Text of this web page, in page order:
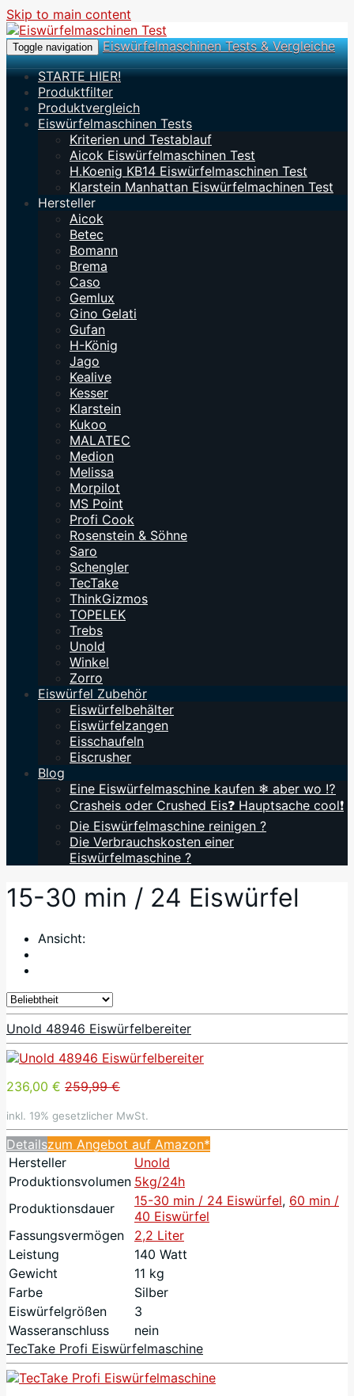
Skip to main content
Toggle navigation
Eiswürfelmaschinen Tests & Vergleiche
STARTE HIER!
Produktfilter
Produktvergleich
Eiswürfelmaschinen Tests
Kriterien und Testablauf
Aicok Eiswürfelmaschinen Test
H.Koenig KB14 Eiswürfelmaschinen Test
Klarstein Manhattan Eiswürfelmachinen Test
Hersteller
Aicok
Betec
Bomann
Brema
Caso
Gemlux
Gino Gelati
Gufan
H-König
Jago
Kealive
Kesser
Klarstein
Kukoo
MALATEC
Medion
Melissa
Morpilot
MS Point
Profi Cook
Rosenstein & Söhne
Saro
Schengler
TecTake
ThinkGizmos
TOPELEK
Trebs
Unold
Winkel
Zorro
Eiswürfel Zubehör
Eiswürfelbehälter
Eiswürfelzangen
Eisschaufeln
Eiscrusher
Blog
Eine Eiswürfelmaschine kaufen ❄ aber wo ⁉️
Crasheis oder Crushed Eis❓ Hauptsache cool❗
Die Eiswürfelmaschine reinigen ?
Die Verbrauchskosten einer
Eiswürfelmaschine ?
15-30 min / 24 Eiswürfel
Ansicht:
Unold 48946 Eiswürfelbereiter
236,00 € 259,99 €
inkl. 19% gesetzlicher MwSt.
Detailszum Angebot auf Amazon*
Hersteller
Unold
Produktionsvolumen 5kg/24h
Produktionsdauer
15-30 min / 24 Eiswürfel, 60 min /
40 Eiswürfel
Fassungsvermögen
2,2 Liter
Leistung
140 Watt
Gewicht
11 kg
Farbe
Silber
Eiswürfelgrößen
3
Wasseranschluss
nein
TecTake Profi Eiswürfelmaschine